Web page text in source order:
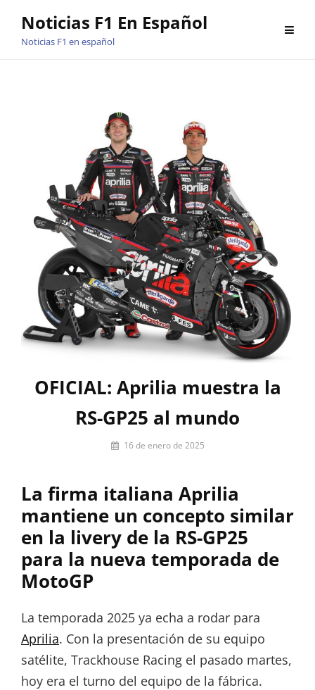
Noticias F1 En Español
Noticias F1 en español
OFICIAL: Aprilia muestra la
RS-GP25 al mundo
Por
Paquet
16 de enero de 2025
La firma italiana Aprilia
mantiene un concepto similar
en la livery de la RS-GP25
para la nueva temporada de
MotoGP
La temporada 2025 ya echa a rodar para
Aprilia. Con la presentación de su equipo
satélite, Trackhouse Racing el pasado martes,
hoy era el turno del equipo de la fábrica.